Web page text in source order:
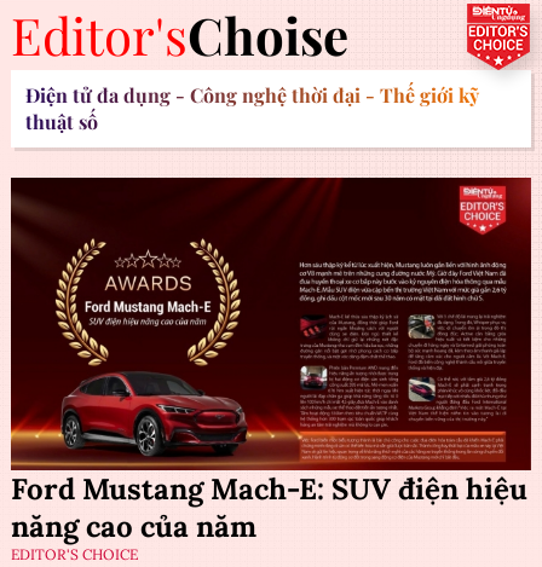
Editor'sChoise
Điện tử đa dụng - Công nghệ thời đại - Thế giới kỹ
thuật số
Ford Mustang Mach-E: SUV điện hiệu
năng cao của năm
EDITOR'S CHOICE